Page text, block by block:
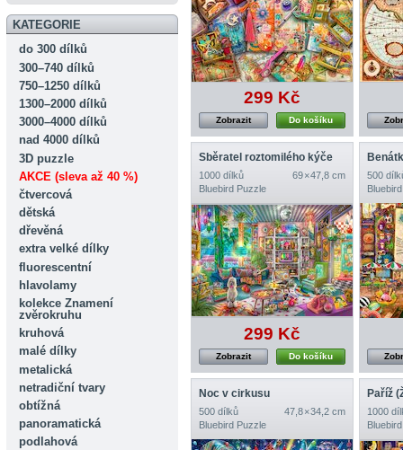
KATEGORIE
do 300 dílků
300–740 dílků
750–1250 dílků
1300–2000 dílků
3000–4000 dílků
nad 4000 dílků
3D puzzle
AKCE (sleva až 40 %)
čtvercová
dětská
dřevěná
extra velké dílky
fluorescentní
hlavolamy
kolekce Znamení
zvěrokruhu
kruhová
malé dílky
metalická
netradiční tvary
obtížná
panoramatická
podlahová
299 Kč
Do košíku
Zobrazit
Sběratel roztomilého kýče
1000 dílků
69 × 47,8 cm
Bluebird Puzzle
299 Kč
Do košíku
Zobrazit
500
Noc v cirkusu
500 dílků
47,8 × 34,2 cm
Bluebird Puzzle
1000